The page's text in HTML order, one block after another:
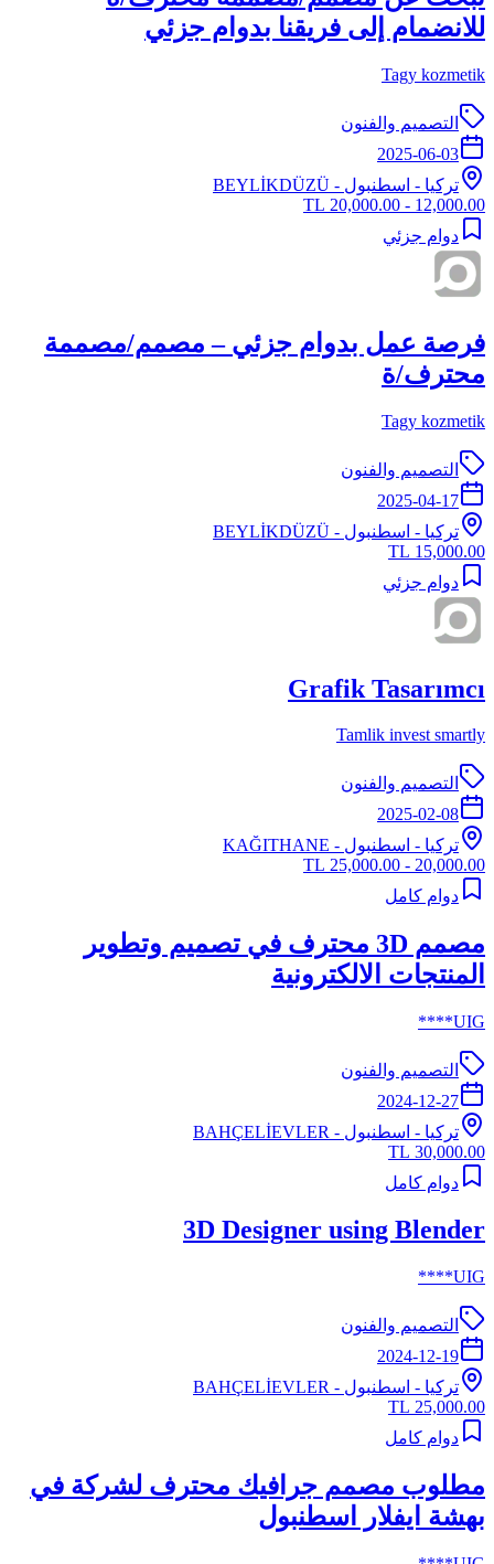
للانضمام إلى فريقنا بدوام جزئي
Tagy kozmetik
التصميم والفنون
2025-06-03
تركيا - اسطنبول - BEYLİKDÜZÜ
12,000.00 - 20,000.00 TL
دوام جزئي
فرصة عمل بدوام جزئي – مصمم/مصممة
محترف/ة
Tagy kozmetik
التصميم والفنون
2025-04-17
تركيا - اسطنبول - BEYLİKDÜZÜ
15,000.00 TL
دوام جزئي
Grafik Tasarımcı
Tamlik invest smartly
التصميم والفنون
2025-02-08
تركيا - اسطنبول - KAĞITHANE
20,000.00 - 25,000.00 TL
دوام كامل
مصمم 3D محترف في تصميم وتطوير
المنتجات الالكترونية
UIG****
التصميم والفنون
2024-12-27
تركيا - اسطنبول - BAHÇELİEVLER
30,000.00 TL
دوام كامل
3D Designer using Blender
UIG****
التصميم والفنون
2024-12-19
تركيا - اسطنبول - BAHÇELİEVLER
25,000.00 TL
دوام كامل
مطلوب مصمم جرافيك محترف لشركة في
بهشة ايفلار اسطنبول